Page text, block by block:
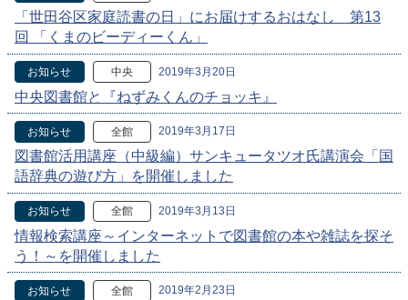
「世田谷区家庭読書の日」にお届けするおはなし 第13
回 「くまのビーディーくん」
お知らせ 中央 2019年3月20日
中央図書館と『ねずみくんのチョッキ』
お知らせ 全館 2019年3月17日
図書館活用講座（中級編）サンキュータツオ氏講演会「国
語辞典の遊び方」を開催しました
お知らせ 全館 2019年3月13日
情報検索講座～インターネットで図書館の本や雑誌を探そ
う！～を開催しました
お知らせ 全館 2019年2月23日